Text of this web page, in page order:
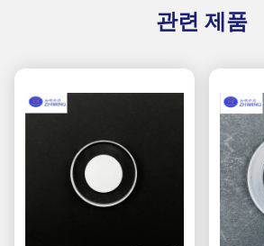
관련 제품